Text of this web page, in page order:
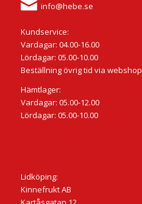
info@hebe.se
Kundservice:
Vardagar: 04.00-16.00
Lördagar: 05.00-10.00
Beställning övrig tid via webshop
Hämtlager:
Vardagar: 05.00-12.00
Lördagar: 05.00-10.00
Lidköping:
Kinnefrukt AB